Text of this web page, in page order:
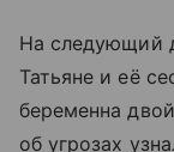
На следующий
Татьяне и её
беременна
об угрозах